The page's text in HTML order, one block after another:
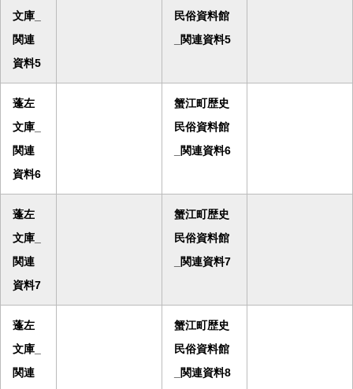
文庫_
関連
資料5
民俗資料館
_関連資料5
蓬左
文庫_
関連
資料6
蟹江町歴史
民俗資料館
_関連資料6
蓬左
文庫_
関連
資料7
蟹江町歴史
民俗資料館
_関連資料7
蓬左
文庫_
関連
蟹江町歴史
民俗資料館
_関連資料8